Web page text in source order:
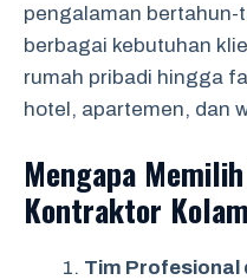
pengalaman bertahun-
berbagai kebutuhan
rumah pribadi hingga
hotel, apartemen, dan
Mengapa
Kontraktor
Tim Profesional